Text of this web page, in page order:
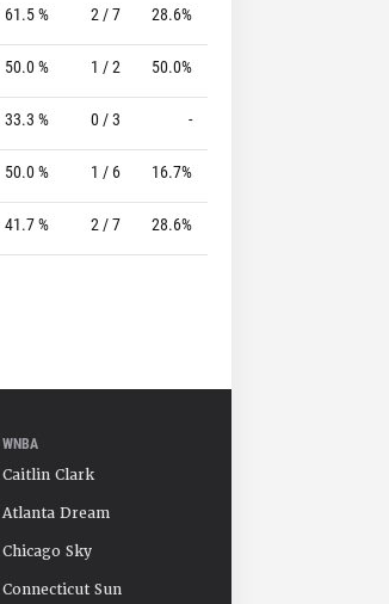
61.5 % 2 / 7 28.6%
50.0 % 1 / 2 50.0%
33.3 % 0 / 3 -
50.0 % 1 / 6 16.7%
41.7 % 2 / 7 28.6%
WNBA
Caitlin Clark
Atlanta Dream
Chicago Sky
Connecticut Sun